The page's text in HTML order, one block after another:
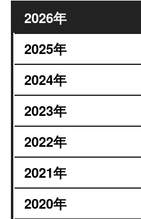
2026年
2025年
2024年
2023年
2022年
2021年
2020年